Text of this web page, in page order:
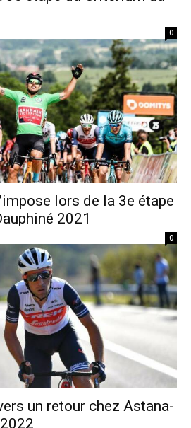
0
lors de la 3e étape
2021
0
un retour chez Astana-